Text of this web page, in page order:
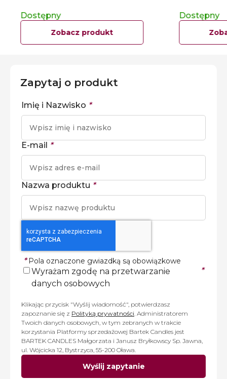
Dostępny
Zobacz produkt
Dostępny
Zapytaj o produkt
Imię i Nazwisko *
E-mail *
Nazwa produktu *
* Pola oznaczone gwiazdką są obowiązkowe
Wyrażam zgodę na przetwarzanie
danych osobowych
*
Klikając przycisk "Wyślij wiadomość", potwierdzasz
zapoznanie się z Polityką prywatności. Administratorem
Twoich danych osobowych, w tym zebranych w trakcie
korzystania Platformy sprzedażowej Bartek Candles jest
BARTEK CANDLES Małgorzata i Janusz Bryłkowscy Sp. Jawna,
ul. Wójcicka 12, Bystrzyca, 55-200 Oława.
Wyślij zapytanie